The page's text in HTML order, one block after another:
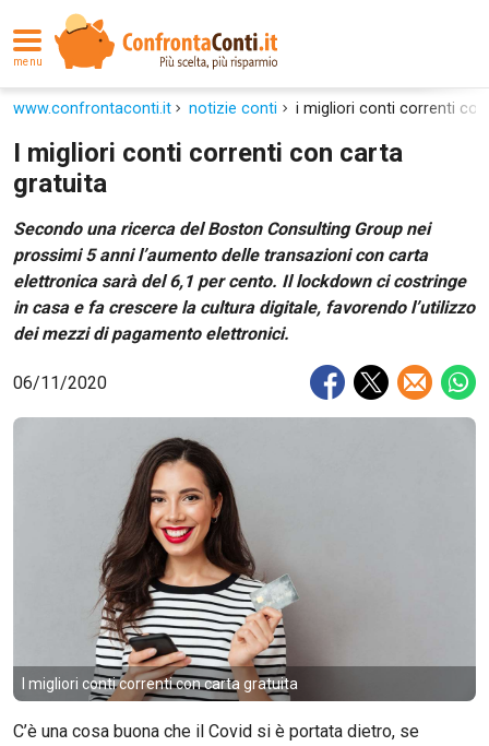
menu
www.confrontaconti.it notizie conti i migliori conti correnti
I migliori conti correnti con carta
gratuita
Secondo una ricerca del Boston Consulting Group nei
prossimi 5 anni l’aumento delle transazioni con carta
elettronica sarà del 6,1 per cento. Il lockdown ci costringe
in casa e fa crescere la cultura digitale, favorendo l’utilizzo
dei mezzi di pagamento elettronici.
06/11/2020
I migliori conti correnti con carta gratuita
C’è una cosa buona che il Covid si è portata dietro, se